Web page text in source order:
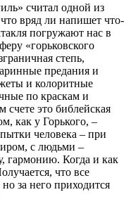
считал одной из
вряд ли напишет что-
погружают нас в
«горьковского
степь,
предания и
и колоритные
по краскам и
это библейская
как у Горького, –
человека – при
с людьми –
гармонию. Когда и как
что все
за него приходится